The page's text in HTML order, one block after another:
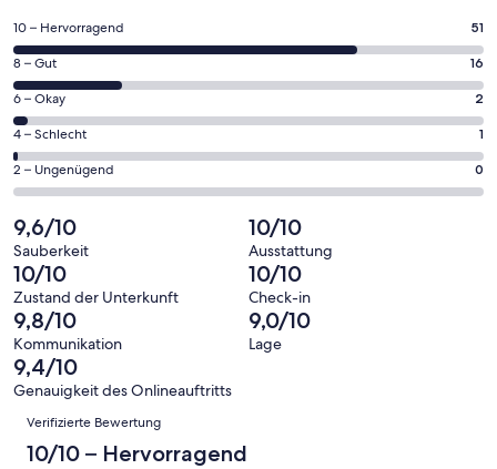
einem
neuen
Fenster
geöffnet
51
von
insgesamt
70
Gästebewertungen
haben
eine
Bewertung
von
10
-
Hervorragend
10 – Hervorragend 51
16
von
insgesamt
70
Gästebewertungen
haben
Bewertung
von
8
-
Gut
8 – Gut 16
2
von
insgesamt
70
Gästebewertungen
haben
eine
Bewertung
von
6
-
Okay
6 – Okay 2
1
von
insgesamt
Gästebewertungen
haben
eine
Bewertung
von
4
-
Schlecht
4 – Schlecht 1
0
von
insgesamt
70
Gästebewertungen
haben
eine
Bewertung
von
2
Ungenügend
2 – Ungenügend 0
9,6/10
Sauberkeit
10/10
Ausstattung
10/10
Zustand der Unterkunft
10/10
Check-in
9,8/10
Kommunikation
9,0/10
Lage
9,4/10
Genauigkeit des Onlineauftritts
Bewertungen
Verifizierte Bewertung
10/10 – Hervorragend